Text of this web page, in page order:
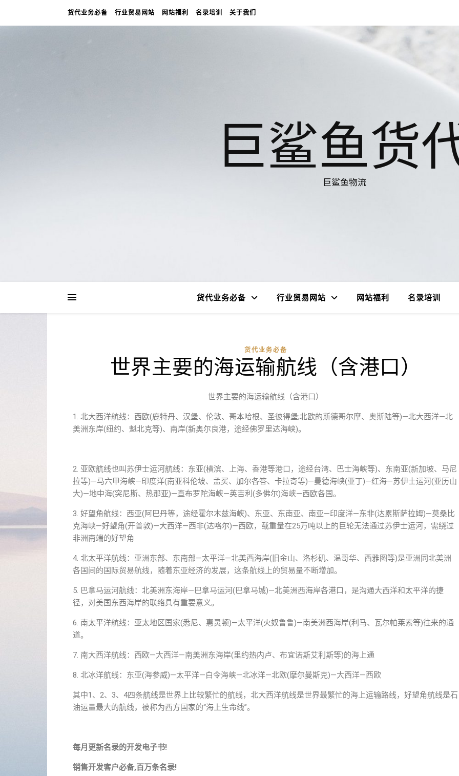
货代业务必备 行业贸易网站 网站福利 名录培训 关于我们
巨鲨鱼货
巨鲨鱼物流
货代业务必备 行业贸易网站 网站福利 名录培训
货代业务必备
世界主要的海运输航线（含港口）
世界主要的海运输航线（含港口）
1. 北大西洋航线：西欧(鹿特丹、汉堡、伦敦、哥本哈根、圣彼得堡;北欧的斯德哥尔摩、奥斯陆等)—北大西洋—北
美洲东岸(纽约、魁北克等)、南岸(新奥尔良港，途经佛罗里达海峡)。
2. 亚欧航线也叫苏伊士运河航线：东亚(横滨、上海、香港等港口，途经台湾、巴士海峡等)、东南亚(新加坡、马尼
拉等)—马六甲海峡—印度洋(南亚科伦坡、孟买、加尔各答、卡拉奇等)—曼德海峡(亚丁)—红海—苏伊士运河(亚历山
大)—地中海(突尼斯、热那亚)—直布罗陀海峡—英吉利(多佛尔)海峡—西欧各国。
3. 好望角航线：西亚(阿巴丹等，途经霍尔木兹海峡)、东亚、东南亚、南亚—印度洋—东非(达累斯萨拉姆)—莫桑比
克海峡—好望角(开普敦)—大西洋—西非(达咯尔)—西欧，载重量在25万吨以上的巨轮无法通过苏伊士运河，需绕过
非洲南端的好望角
4. 北太平洋航线：亚洲东部、东南部—太平洋—北美西海岸(旧金山、洛杉矶、温哥华、西雅图等)是亚洲同北美洲
各国间的国际贸易航线，随着东亚经济的发展，这条航线上的贸易量不断增加。
5. 巴拿马运河航线：北美洲东海岸—巴拿马运河(巴拿马城)—北美洲西海岸各港口，是沟通大西洋和太平洋的捷
径，对美国东西海岸的联络具有重要意义。
6. 南太平洋航线：亚太地区国家(悉尼、惠灵顿)—太平洋(火奴鲁鲁)—南美洲西海岸(利马、瓦尔帕莱索等)往来的通
道。
7. 南大西洋航线：西欧—大西洋—南美洲东海岸(里约热内卢、布宜诺斯艾利斯等)的海上通
8. 北冰洋航线：东亚(海参威)—太平洋—白令海峡—北冰洋—北欧(摩尔曼斯克)—大西洋—西欧
其中1、2、3、4四条航线是世界上比较繁忙的航线，北大西洋航线是世界最繁忙的海上运输路线，好望角航线是石
油运量最大的航线，被称为西方国家的“海上生命线”。
每月更新名录的开发电子书!
销售开发客户必备,百万条名录!